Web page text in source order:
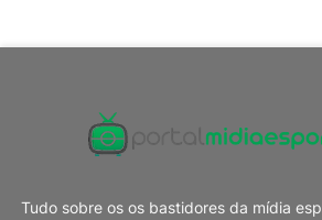
Tudo sobre os os bastidores da mídia